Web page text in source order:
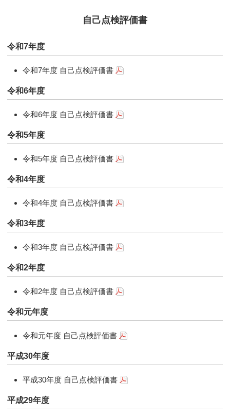
自己点検評価書
令和7年度
令和7年度 自己点検評価書
令和6年度
令和6年度 自己点検評価書
令和5年度
令和5年度 自己点検評価書
令和4年度
令和4年度 自己点検評価書
令和3年度
令和3年度 自己点検評価書
令和2年度
令和2年度 自己点検評価書
令和元年度
令和元年度 自己点検評価書
平成30年度
平成30年度 自己点検評価書
平成29年度